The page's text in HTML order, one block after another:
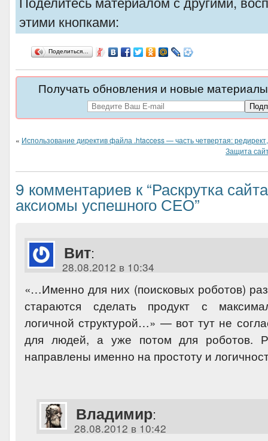
этими кнопками:
Поделиться…
Получать обновления и новые
« Использование директив файла .htaccess — часть четвертая:
Защита
9 комментариев к “Раскрутка
аксиомы успешного СЕО”
Вит:
28.08.2012 в 10:34
«…Именно для них (поисковых роботов)
стараются сделать продукт с
логичной структурой…» — вот тут не
для людей, а уже потом для роботов.
направлены именно на простоту и
Владимир:
28.08.2012 в 10:42